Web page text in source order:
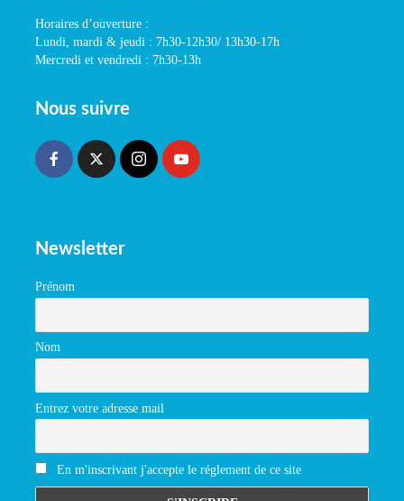
Horaires d’ouverture :
Lundi, mardi & jeudi : 7h30-12h30/ 13h30-17h
Mercredi et vendredi : 7h30-13h
Nous suivre
Newsletter
Prénom
Nom
Entrez votre adresse mail
En m'inscrivant j'accepte le réglement de ce site